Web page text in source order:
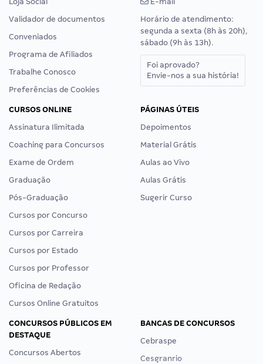
Validador de documentos
Conveniados
Programa de Afiliados
Trabalhe Conosco
Preferências de Cookies
Horário de atendimento:
segunda a sexta (8h às 20h),
sábado (9h às 13h).
Foi aprovado?
Envie-nos a sua história!
CURSOS ONLINE
Assinatura Ilimitada
Coaching para Concursos
Exame de Ordem
Graduação
Pós-Graduação
Cursos por Concurso
Cursos por Carreira
Cursos por Estado
Cursos por Professor
Oficina de Redação
Cursos Online Gratuitos
PÁGINAS ÚTEIS
Depoimentos
Material Grátis
Aulas ao Vivo
Aulas Grátis
Sugerir Curso
CONCURSOS PÚBLICOS EM
DESTAQUE
Concursos Abertos
BANCAS DE CONCURSOS
Cebraspe
Cesgranrio